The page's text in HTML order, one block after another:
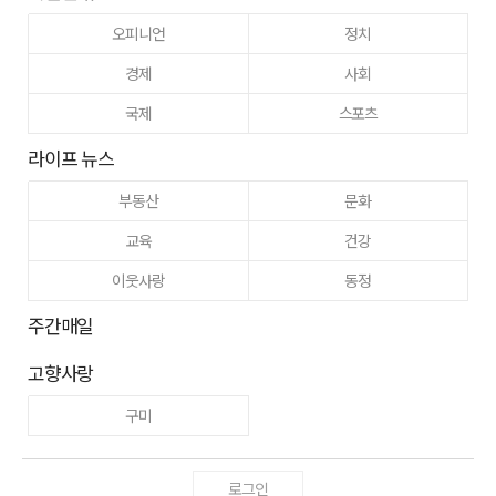
오피니언
정치
경제
사회
국제
스포츠
라이프 뉴스
부동산
문화
교육
건강
이웃사랑
동정
주간매일
고향사랑
구미
로그인